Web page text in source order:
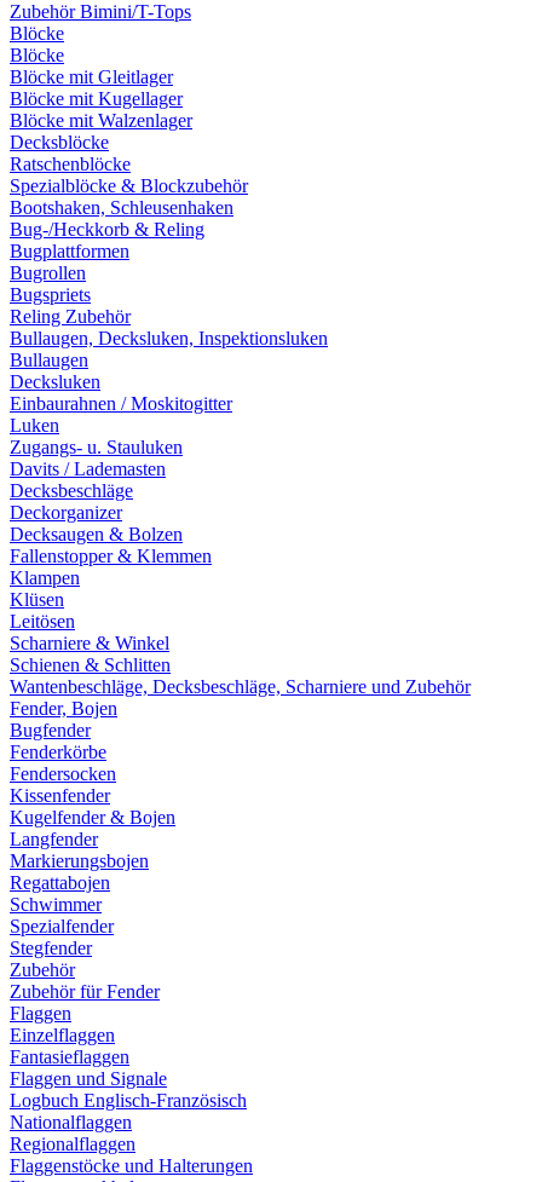
Zubehör Bimini/T-Tops
Blöcke
Blöcke
Blöcke mit Gleitlager
Blöcke mit Kugellager
Blöcke mit Walzenlager
Decksblöcke
Ratschenblöcke
Spezialblöcke & Blockzubehör
Bootshaken, Schleusenhaken
Bug-/Heckkorb & Reling
Bugplattformen
Bugrollen
Bugspriets
Reling Zubehör
Bullaugen, Decksluken, Inspektionsluken
Bullaugen
Decksluken
Einbaurahnen / Moskitogitter
Luken
Zugangs- u. Stauluken
Davits / Lademasten
Decksbeschläge
Deckorganizer
Decksaugen & Bolzen
Fallenstopper & Klemmen
Klampen
Klüsen
Leitösen
Scharniere & Winkel
Schienen & Schlitten
Wantenbeschläge, Decksbeschläge, Scharniere und Zubehör
Fender, Bojen
Bugfender
Fenderkörbe
Fendersocken
Kissenfender
Kugelfender & Bojen
Langfender
Markierungsbojen
Regattabojen
Schwimmer
Spezialfender
Stegfender
Zubehör
Zubehör für Fender
Flaggen
Einzelflaggen
Fantasieflaggen
Flaggen und Signale
Logbuch Englisch-Französisch
Nationalflaggen
Regionalflaggen
Flaggenstöcke und Halterungen